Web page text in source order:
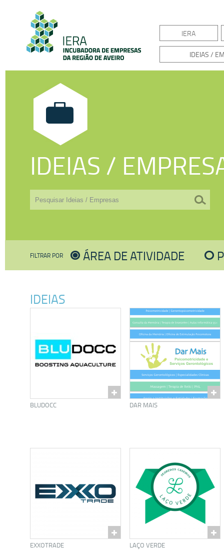
IERA
IDEIAS /
IDEIAS /
FILTRAR POR ÁREA DE ATIVIDADE
IDEIAS
BLUDOCC DAR MAIS
EXXOTRADE LAÇO VERDE